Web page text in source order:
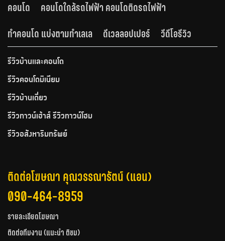
คอนโด
คอนโดใกล้รถไฟฟ้า คอนโดติดรถไฟฟ้า
ทำคอนโด แบ่งตามทำเลเล
ดีเวลลอปเปอร์ วีดีโอรีวิว
รีวิวบ้านและคอนโด
รีวิวคอนโดมิเนียม
รีวิวบ้านเดี่ยว
รีวิวทาวน์เฮ้าส์ รีวิวทาวน์โฮม
รีวิวอสังหาริมทรัพย์
ติดต่อโฆษณา คุณวรรณารัตน์ (แอน)
090-464-8959
รายละเอียดโฆษณา
ติดต่อทีมงาน (แนะนำ ติชม)